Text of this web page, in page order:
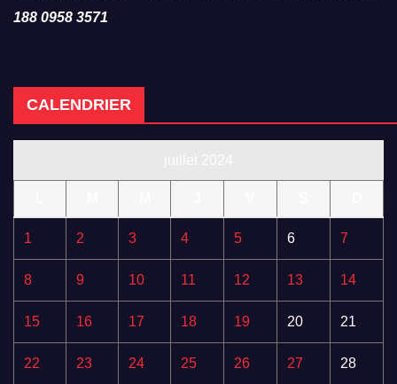
188 0958 3571
CALENDRIER
1 2 3 4 5 6 7
8 9 10 11 12 13 14
15 16 17 18 19 20 21
22 23 24 25 26 27 28